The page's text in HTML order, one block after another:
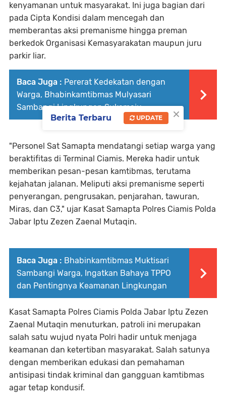
kenyamanan untuk masyarakat. Ini juga bagian dari
pada Cipta Kondisi dalam mencegah dan
memberantas aksi premanisme hingga preman
berkedok Organisasi Kemasyarakatan maupun juru
parkir liar.
Baca Juga : Pererat Kedekatan dengan
Warga, Bhabinkamtibmas Mulyasari
Sambangi Lingkungan Sukamaju
"Personel Sat Samapta mendatangi setiap warga yang
beraktifitas di Terminal Ciamis. Mereka hadir untuk
memberikan pesan-pesan kamtibmas, terutama
kejahatan jalanan. Meliputi aksi premanisme seperti
penyerangan, pengrusakan, penjarahan, tawuran,
Miras, dan C3," ujar Kasat Samapta Polres Ciamis Polda
Jabar Iptu Zezen Zaenal Mutaqin.
Baca Juga : Bhabinkamtibmas Muktisari
Sambangi Warga, Ingatkan Bahaya TPPO
dan Pentingnya Keamanan Lingkungan
Kasat Samapta Polres Ciamis Polda Jabar Iptu Zezen
Zaenal Mutaqin menuturkan, patroli ini merupakan
salah satu wujud nyata Polri hadir untuk menjaga
keamanan dan ketertiban masyarakat. Salah satunya
dengan memberikan edukasi dan pemahaman
antisipasi tindak kriminal dan gangguan kamtibmas
agar tetap kondusif.
×
Berita Terbaru UPDATE